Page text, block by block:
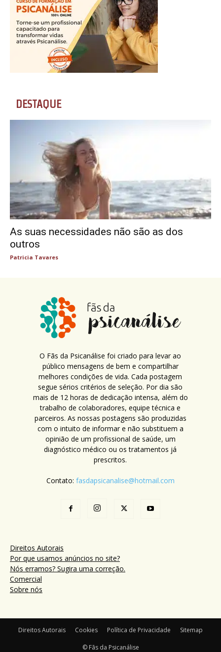
DESTAQUE
As suas necessidades não são as dos
outros
Patricia Tavares
O Fãs da Psicanálise foi criado para levar ao
público mensagens de bem e compartilhar
melhores condições de vida. Cada postagem
segue sérios critérios de seleção. Por dia são
mais de 12 horas de dedicação intensa, além do
trabalho de colaboradores, equipe técnica e
parceiros. As nossas postagens são produzidas
com o intuito de informar e não substituem a
opinião de um profissional de saúde, um
diagnóstico médico ou os tratamentos já
prescritos.
Contato: fasdapsicanalise@hotmail.com
Direitos Autorais
Por que usamos anúncios no site?
Nós erramos? Sugira uma correção.
Comercial
Sobre nós
Direitos Autorais Cookies Política de Privacidade Sitemap
© Fãs da Psicanálise